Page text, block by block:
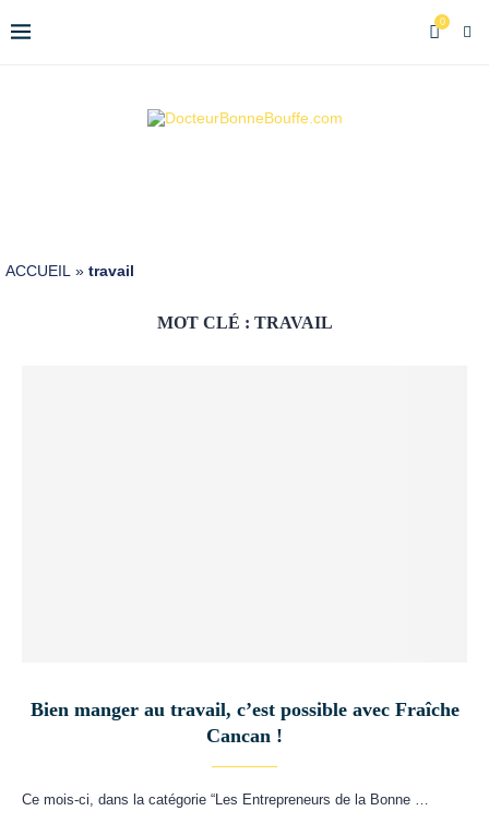
0
ACCUEIL » travail
MOT CLÉ : TRAVAIL
Bien manger au travail, c’est possible avec Fraîche
Cancan !
Ce mois-ci, dans la catégorie “Les Entrepreneurs de la Bonne …